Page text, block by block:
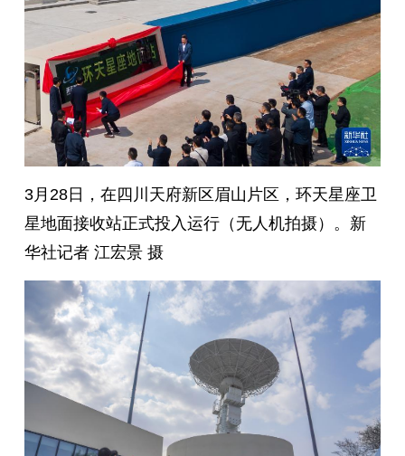
3月28日，在四川天府新区眉山片区，环天星座卫
星地面接收站正式投入运行（无人机拍摄）。新
华社记者 江宏景 摄